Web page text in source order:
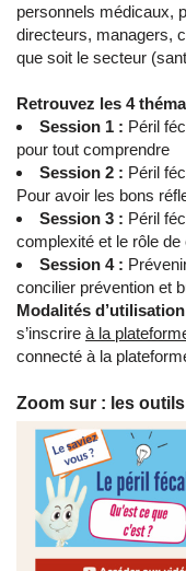
personnels médicaux,
directeurs, managers,
que soit le secteur
Retrouvez les 4
Session 1 : Péril
pour tout comprendre
Session 2 : Péril
Pour avoir les bons
Session 3 : Péril
complexité et le rôle de
Session 4 :
concilier prévention et
Modalités
s’inscrire à la
connecté à la
Zoom sur : les